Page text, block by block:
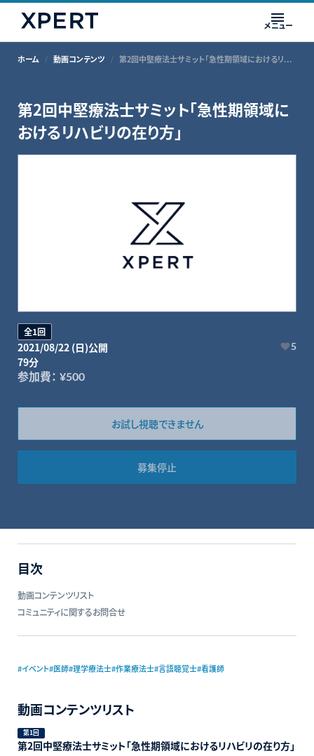
メニュー
ホーム 動画コンテンツ 第2回中堅療法士サミット「急性期領域におけるリハビリの在り方」
第2回中堅療法士サミット「急性期領域に
おけるリハビリの在り方」
全1回
2021/08/22 (日)公開
79分
5
参加費： ¥500
お試し視聴できません
募集停止
目次
動画コンテンツリスト
コミュニティに関するお問合せ
#イベント#医師#理学療法士#作業療法士#言語聴覚士#看護師
動画コンテンツリスト
第1回
第2回中堅療法士サミット「急性期領域におけるリハビリの在り方」